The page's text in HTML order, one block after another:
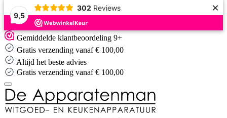
9,5
302 Reviews ×
Skip
to
content
Gemiddelde klantbeoordeling 9+
Gratis verzending vanaf € 100,00
Altijd het beste advies
Gratis verzending vanaf € 100,00